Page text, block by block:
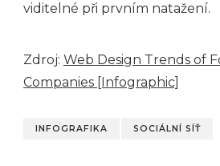
viditelné při prvním natažení.
Zdroj: Web Design Trends of
Companies [Infographic]
INFOGRAFIKA SOCIÁLNÍ SÍŤ